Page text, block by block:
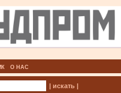
О НАС
| искать |